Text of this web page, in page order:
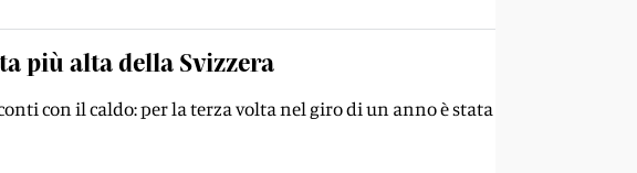
più alta della Svizzera
con il caldo: per la terza volta nel giro di un anno è stata